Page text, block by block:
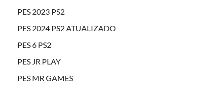
PES 2023 PS2
PES 2024 PS2 ATUALIZADO
PES 6 PS2
PES JR PLAY
PES MR GAMES